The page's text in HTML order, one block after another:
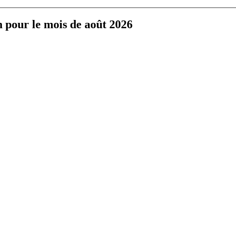
le mois de août 2026